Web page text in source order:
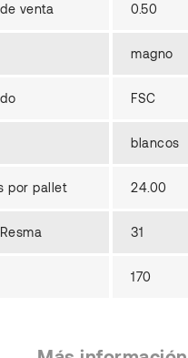
venta 0.50
magno
FSC
blancos
por pallet 24.00
31
170